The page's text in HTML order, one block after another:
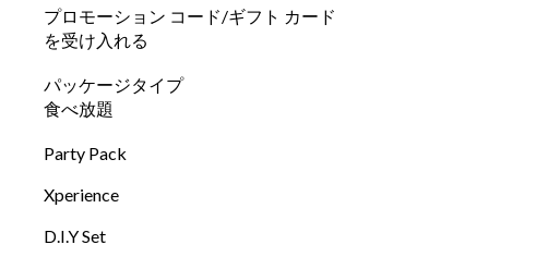
プロモーション コード/ギフト カード
を受け入れる
パッケージタイプ
食べ放題
Party Pack
Xperience
D.I.Y Set